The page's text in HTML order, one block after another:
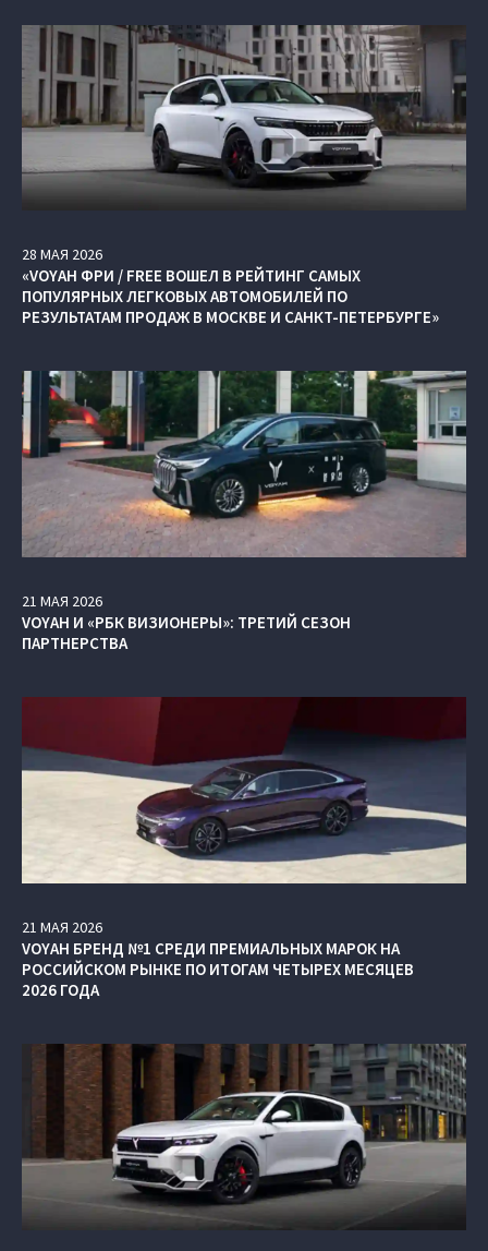
28 МАЯ 2026
«VOYAH ФРИ / FREE ВОШЕЛ В РЕЙТИНГ САМЫХ
ПОПУЛЯРНЫХ ЛЕГКОВЫХ АВТОМОБИЛЕЙ ПО
РЕЗУЛЬТАТАМ ПРОДАЖ В МОСКВЕ И САНКТ-ПЕТЕРБУРГЕ»
21 МАЯ 2026
VOYAH И «РБК ВИЗИОНЕРЫ»: ТРЕТИЙ СЕЗОН
ПАРТНЕРСТВА
21 МАЯ 2026
VOYAH БРЕНД №1 СРЕДИ ПРЕМИАЛЬНЫХ МАРОК НА
РОССИЙСКОМ РЫНКЕ ПО ИТОГАМ ЧЕТЫРЕХ МЕСЯЦЕВ
2026 ГОДА